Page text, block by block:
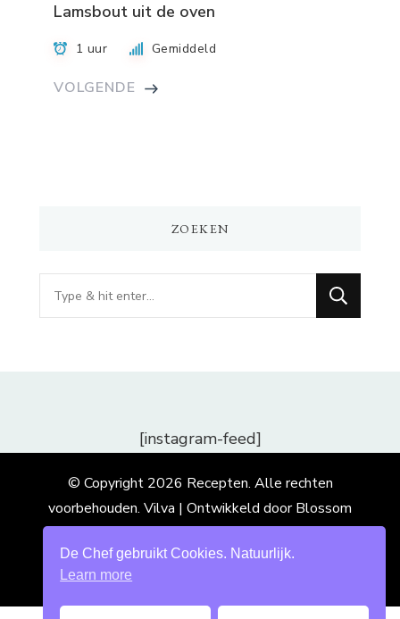
Lamsbout uit de oven
1 uur Gemiddeld
VOLGENDE
ZOEKEN
Op
zoek
[instagram-feed]
© Copyright 2026 Recepten. Alle rechten
voorbehouden. Vilva | Ontwikkeld doorBlossom
De Chef gebruikt Cookies. Natuurlijk.
Learn more